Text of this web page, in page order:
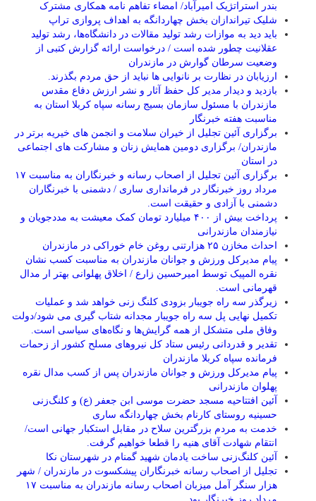
بندر استراتژیک امیرآباد/ امضاء تفاهم نامه همکاری مشترک
شلیک تیراندازان بخش چهاردانگه به اهداف پروازی تراپ
باید دید به موازات رشد تولید مقالات در دانشگاه‌ها، رشد تولید
عقلانیت چطور شده است / درخواست ارائه گزارش کتبی از
وضعیت سرطان گوارش در مازندران
ارزیابان در نظارت بر نانوایی ها نباید از حق مردم بگذرند.
بازدید و دیدار مدیر کل حفظ آثار و نشر ارزش دفاع مقدس
مازندران با مسئول سازمان بسیج رسانه سپاه کربلا استان به
مناسبت هفته خبرنگار
برگزاری آئین تجلیل از خیران سلامت و انجمن های خیریه برتر در
مازندران/ برگزاری دومین همایش زنان و مشارکت های اجتماعی
در استان
برگزاری آئین تجلیل از اصحاب رسانه و خبرنگاران به مناسبت ۱۷
مرداد روز خبرنگار در فرمانداری ساری / دشمنی با خبرنگاران
دشمنی با آزادی و حقیقت است.
پرداخت بیش از ۴۰۰ میلیارد تومان کمک معیشت به مددجویان و
نیازمندان مازندرانی
احداث مخازن ۲۵ هزارتنی روغن خام خوراکی در مازندران
پیام مدیرکل ورزش و جوانان مازندران به مناسبت کسب نشان
نقره المپیک توسط امیرحسین زارع / اخلاق پهلوانی بهتر ار مدال
قهرمانی است.
زیرگذر سه راه جویبار بزودی کلنگ زنی خواهد شد و عملیات
تکمیل نهایی پل سه راه جویبار مجدانه شتاب گیری می شود/دولت
وفاق ملی متشکل از همه گرایش‌ها و نگاه‌های سیاسی است.
تقدیر و قدردانی رئیس ستاد کل نیرو‌های مسلح کشور از زحمات
فرمانده سپاه کربلا مازندران
پیام مدیرکل ورزش و جوانان مازندران پس از کسب مدال نقره
پهلوان مازندرانی
آئین افتتاحیه مسجد حضرت موسی ابن جعفر (ع) و کلنگ‌زنی
حسینیه روستای کارنام بخش چهاردانگه ساری
خدمت به مردم بزرگترین سلاح در مقابل استکبار جهانی است/
انتقام شهادت آقای هنیه را قطعا خواهیم گرفت.
آئین کلنگ‌زنی ساخت یادمان شهید گمنام در شهرستان نکا
تجلیل از اصحاب رسانه خبرنگاران پیشکسوت در مازندران / شهر
هزار سنگر آمل میزبان اصحاب رسانه مازندران به مناسبت ۱۷